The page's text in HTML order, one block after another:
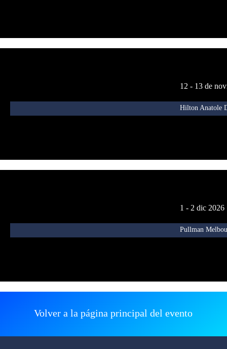
12 - 13 de
Hilton Anatole
1 - 2 dic 2026
Pullman
Volver a la página principal del evento